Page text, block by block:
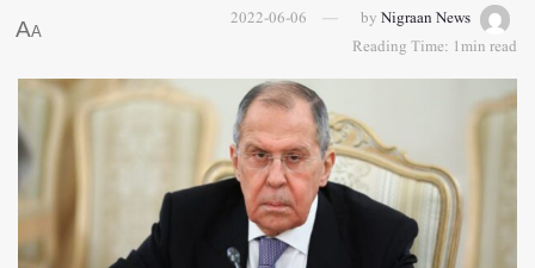
by Nigraan News
2022-06-06
Reading Time: 1min read
A
A